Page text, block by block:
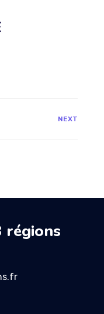
NEXT
régions